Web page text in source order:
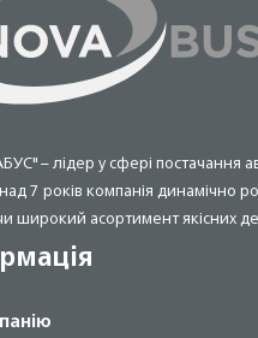
– лідер у сфері постачання
7 років компанія динамічно
широкий асортимент якісних